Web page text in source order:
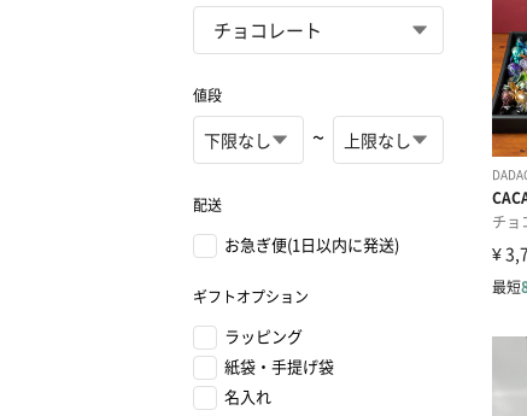
値段
~
配送
お急ぎ便(1日以内に発送)
ギフトオプション
ラッピング
紙袋・手提げ袋
名入れ